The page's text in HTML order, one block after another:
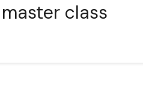
master class